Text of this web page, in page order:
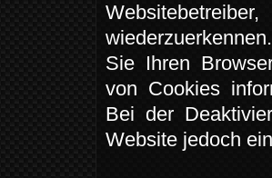
Websitebetreiber,
Sie Ihren
von Cookies
Bei der
Website jedoch